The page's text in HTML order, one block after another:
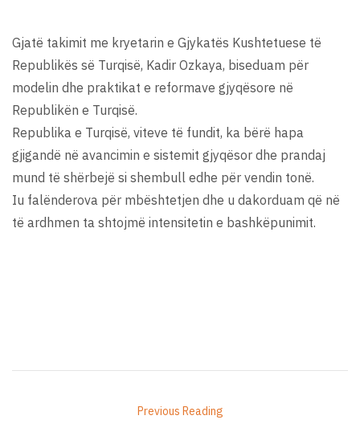
Gjatë takimit me kryetarin e Gjykatës Kushtetuese të
Republikës së Turqisë, Kadir Ozkaya, biseduam për
modelin dhe praktikat e reformave gjyqësore në
Republikën e Turqisë.
Republika e Turqisë, viteve të fundit, ka bërë hapa
gjigandë në avancimin e sistemit gjyqësor dhe prandaj
mund të shërbejë si shembull edhe për vendin tonë.
Iu falënderova për mbështetjen dhe u dakorduam që në
të ardhmen ta shtojmë intensitetin e bashkëpunimit.
Previous Reading